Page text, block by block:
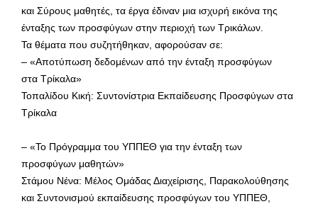
και Σύρους μαθητές, τα έργα έδιναν μια ισχυρή εικόνα της
ένταξης των προσφύγων στην περιοχή των Τρικάλων.
Τα θέματα που συζητήθηκαν, αφορούσαν σε:
– «Αποτύπωση δεδομένων από την ένταξη προσφύγων
στα Τρίκαλα»
Τοπαλίδου Κική: Συντονίστρια Εκπαίδευσης Προσφύγων στα
Τρίκαλα
– «Το Πρόγραμμα του ΥΠΠΕΘ για την ένταξη των
προσφύγων μαθητών»
Στάμου Νένα: Μέλος Ομάδας Διαχείρισης, Παρακολούθησης
και Συντονισμού εκπαίδευσης προσφύγων του ΥΠΠΕΘ,